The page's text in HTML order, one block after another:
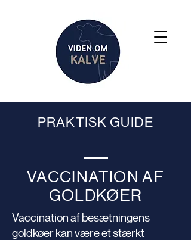
PRAKTISK GUIDE
VACCINATION AF
GOLDKØER
Vaccination af besætningens
goldkøer kan være et stærkt